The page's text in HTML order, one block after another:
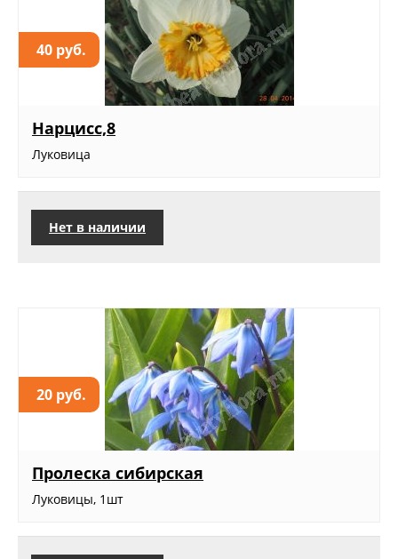
40 руб.
Нарцисс,8
Луковица
Нет в наличии
20 руб.
Пролеска сибирская
Луковицы, 1шт